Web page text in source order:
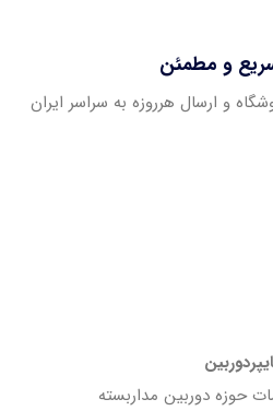
و مطمئن
و ارسال هرروزه به سراسر ایران
حوزه دوربین مداربسته